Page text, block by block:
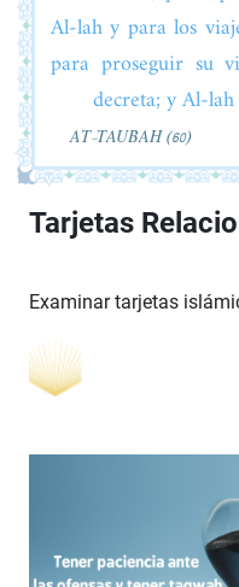
Al-lah y para los
para proseguir su
decreta; y Al-
AT-TAUBAH (60)
Tarjetas
Examinar tarjetas